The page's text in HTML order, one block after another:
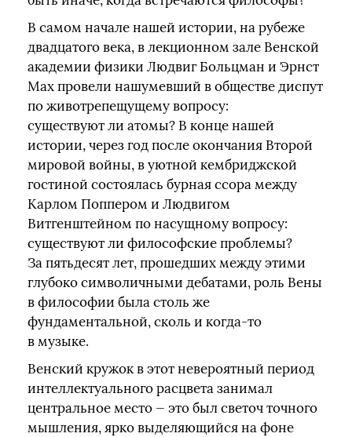
В самом начале нашей истории, на рубеже
двадцатого века, в лекционном зале Венской
академии физики Людвиг Больцман и Эрнст
Мах провели нашумевший в обществе диспут
по животрепещущему вопросу:
существуют ли атомы? В конце нашей
истории, через год после окончания Второй
мировой войны, в уютной кембриджской
гостиной состоялась бурная ссора между
Карлом Поппером и Людвигом
Витгенштейном по насущному вопросу:
существуют ли философские проблемы?
За пятьдесят лет, прошедших между этими
глубоко символичными дебатами, роль Вены
в философии была столь же
фундаментальной, сколь и когда‑то
в музыке.
Венский кружок в этот невероятный период
интеллектуального расцвета занимал
центральное место — это был светоч точного
мышления, ярко выделяющийся на фоне